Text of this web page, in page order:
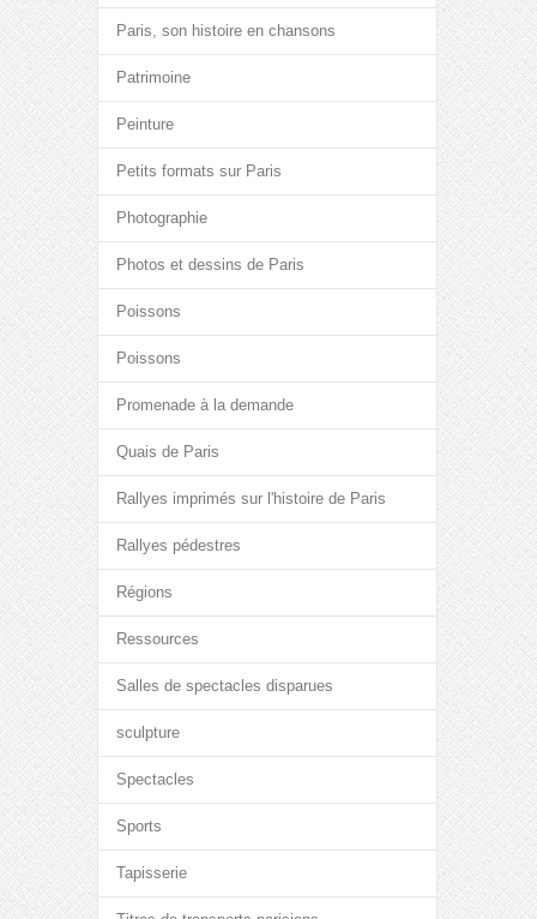
Paris, son histoire en chansons
Patrimoine
Peinture
Petits formats sur Paris
Photographie
Photos et dessins de Paris
Poissons
Poissons
Promenade à la demande
Quais de Paris
Rallyes imprimés sur l'histoire de Paris
Rallyes pédestres
Régions
Ressources
Salles de spectacles disparues
sculpture
Spectacles
Sports
Tapisserie